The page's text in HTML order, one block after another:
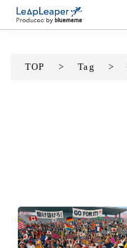
アジャイル
TOP > Tag >